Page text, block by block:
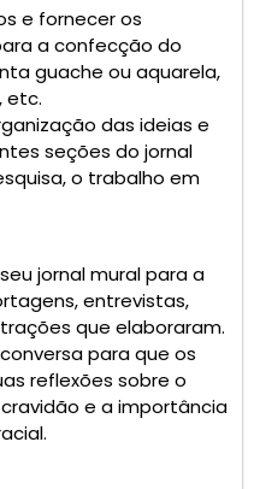
e fornecer os
a confecção do
guache ou aquarela,
etc.
das ideias e
seções do jornal
o trabalho em
jornal mural para a
entrevistas,
que elaboraram.
para que os
reflexões sobre o
e a importância